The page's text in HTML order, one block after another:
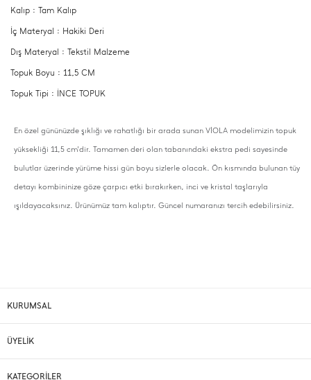
Kalıp : Tam Kalıp
İç Materyal : Hakiki Deri
Dış Materyal : Tekstil Malzeme
Topuk Boyu : 11,5 CM
Topuk Tipi : İNCE TOPUK
En özel gününüzde şıklığı ve rahatlığı bir arada sunan VİOLA modelimizin topuk
yüksekliği 11,5 cm'dir. Tamamen deri olan tabanındaki ekstra pedi sayesinde
bulutlar üzerinde yürüme hissi gün boyu sizlerle olacak. Ön kısmında bulunan tüy
detayı kombininize göze çarpıcı etki bırakırken, inci ve kristal taşlarıyla
ışıldayacaksınız. Ürünümüz tam kalıptır. Güncel numaranızı tercih edebilirsiniz.
KURUMSAL
ÜYELİK
KATEGORİLER